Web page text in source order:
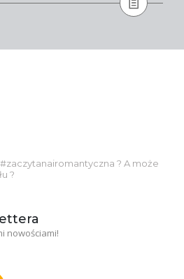
? A może
?
nowościami!